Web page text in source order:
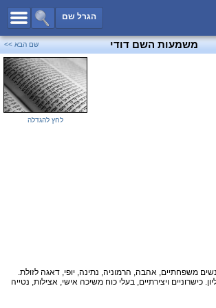
הגרל שם
כל השמות
שמות לבנים
שמות לבנות
שמות משותפים
שמות נפוצים
פייסבוק
משמעות השם דודי שם הבא >>
לחץ להגדלה
משפחתיים, אהבה, הרמוניה, נתינה, יופי, דאגה לזולת.
כישרוניים ויצירתיים, בעלי כוח משיכה אישי, אצילות, נטייה